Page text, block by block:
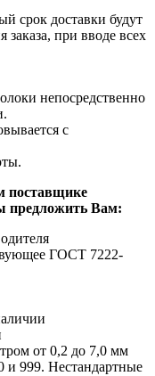
срок доставки будут
при вводе всех
непосредственно
с
поставщике
предложить Вам:
ГОСТ 7222-
от 0,2 до 7,0 мм
и 999. Нестандартные